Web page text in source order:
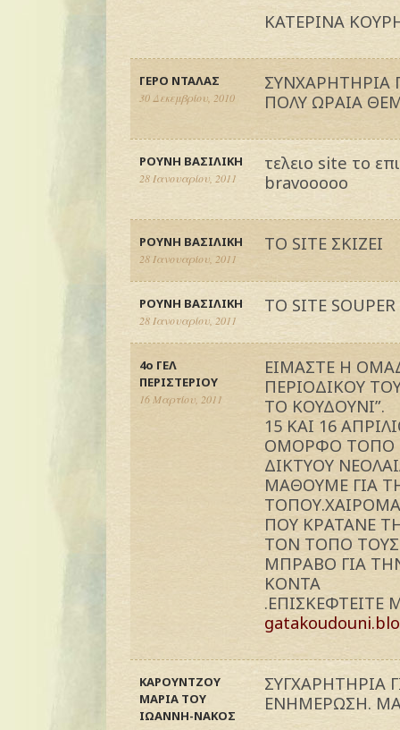
ΚΑΤΕΡΙΝΑ
ΓΕΡΟ ΝΤΑΛΑΣ
30 Δεκεμβρίου, 2010
ΣΥΝΧΑΡΗΤΗΡΙΑ
ΠΟΛΥ ΩΡΑΙΑ
ΡΟΥΝΗ ΒΑΣΙΛΙΚΗ
28 Ιανουαρίου, 2011
τελειο site το
bravooooo
ΡΟΥΝΗ ΒΑΣΙΛΙΚΗ
28 Ιανουαρίου, 2011
ΤΟ SITE ΣΚΙΖΕΙ
ΡΟΥΝΗ ΒΑΣΙΛΙΚΗ
28 Ιανουαρίου, 2011
ΤΟ SITE SOUPER
4ο ΓΕΛ
ΠΕΡΙΣΤΕΡΙΟΥ
16 Μαρτίου, 2011
ΕΙΜΑΣΤΕ Η
ΠΕΡΙΟΔΙΚΟΥ
ΤΟ ΚΟΥΔΟΥΝΙ”.
15 ΚΑΙ 16
ΟΜΟΡΦΟ ΤΟΠΟ
ΔΙΚΤΥΟΥ
ΜΑΘΟΥΜΕ ΓΙΑ
ΠΟΥ ΚΡΑΤΑΝΕ
ΤΟΝ ΤΟΠΟ
ΜΠΡΑΒΟ ΓΙΑ
ΚΟΝΤΑ
.ΕΠΙΣΚΕΦΤΕΙΤΕ
ΚΑΡΟΥΝΤΖΟΥ
ΜΑΡΙΑ ΤΟΥ
ΙΩΑΝΝΗ-ΝΑΚΟΣ
ΣΥΓΧΑΡΗΤΗΡΙΑ
ΕΝΗΜΕΡΩΣΗ.